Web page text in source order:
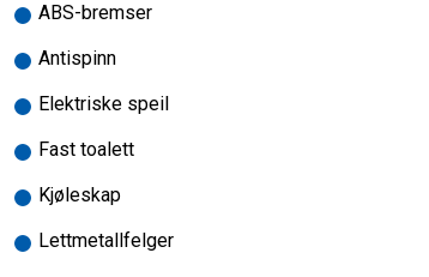
TA KONTAKT FOR MER INFO!
Fritidssentret kan levere det meste til de fleste:
Produktspekteret favner fra den helt enkle
som kunde opplever trygghet i forhold til
Vi er NCB-autorisert caravanforhandler i
ABS-bremser
Antispinn
Elektriske speil
Fast toalett
Kjøleskap
Lettmetallfelger